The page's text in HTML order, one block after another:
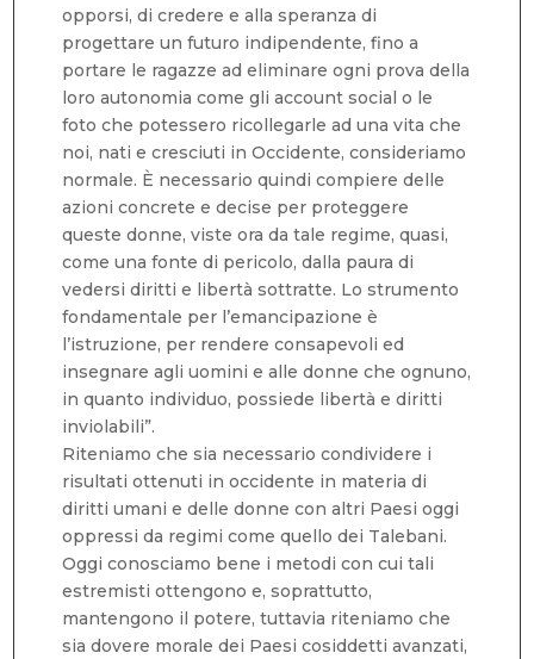
opporsi, di credere e alla speranza di
progettare un futuro indipendente, fino a
portare le ragazze ad eliminare ogni prova della
loro autonomia come gli account social o le
foto che potessero ricollegarle ad una vita che
noi, nati e cresciuti in Occidente, consideriamo
normale. È necessario quindi compiere delle
azioni concrete e decise per proteggere
queste donne, viste ora da tale regime, quasi,
come una fonte di pericolo, dalla paura di
vedersi diritti e libertà sottratte. Lo strumento
fondamentale per l’emancipazione è
l’istruzione, per rendere consapevoli ed
insegnare agli uomini e alle donne che ognuno,
in quanto individuo, possiede libertà e diritti
inviolabili”.
Riteniamo che sia necessario condividere i
risultati ottenuti in occidente in materia di
diritti umani e delle donne con altri Paesi oggi
oppressi da regimi come quello dei Talebani.
Oggi conosciamo bene i metodi con cui tali
estremisti ottengono e, soprattutto,
mantengono il potere, tuttavia riteniamo che
sia dovere morale dei Paesi cosiddetti avanzati,